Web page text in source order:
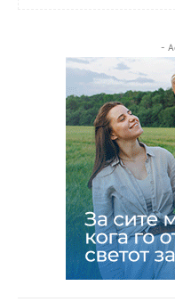
-